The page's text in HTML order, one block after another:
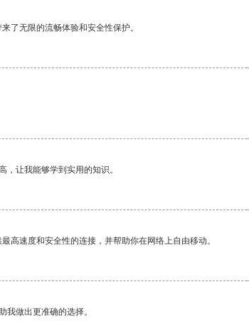
了无限的流畅体验和安全性保护。
让我能够学到实用的知识。
高速度和安全性的连接，并帮助你在网络上自由移动。
我做出更准确的选择。